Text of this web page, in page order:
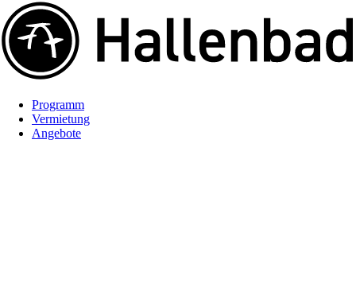
Programm
Vermietung
Angebote